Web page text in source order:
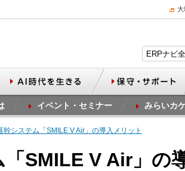
大
イベント・セミナー みらいカ
幹システム「SMILE V Air」の導入メリット
SMILE V Air」の